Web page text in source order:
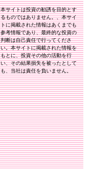
本サイトは投資の勧誘を目的とす
るものではありません。、本サイ
トに掲載された情報はあくまでも
参考情報であり、最終的な投資の
判断は自己責任で行ってくださ
い。本サイトに掲載された情報を
もとに、投資その他の活動を行
い、その結果損失を被ったとして
も、当社は責任を負いません。